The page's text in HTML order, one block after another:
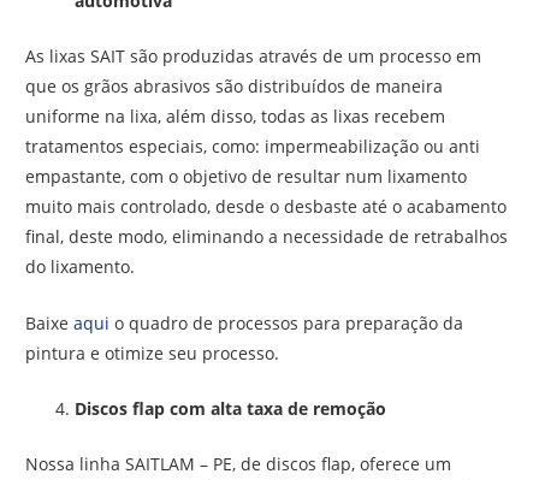
As lixas SAIT são produzidas através de um processo em
que os grãos abrasivos são distribuídos de maneira
uniforme na lixa, além disso, todas as lixas recebem
tratamentos especiais, como: impermeabilização ou anti
empastante, com o objetivo de resultar num lixamento
muito mais controlado, desde o desbaste até o acabamento
final, deste modo, eliminando a necessidade de retrabalhos
do lixamento.
Baixeaqui o quadro de processos para preparação da
pintura e otimize seu processo.
Discos flap com alta taxa de remoção
Nossa linha SAITLAM – PE, de discos flap, oferece um